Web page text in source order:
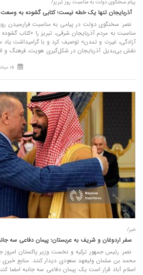
پیام سخنگوی دولت به مناسبت روز تبریز/
آذربایجان تنها یک خطه نیست؛ کتابی گشوده به
نصر: سخنگوی دولت در پیامی به مناسبت فرارسیدن روز
مناسبت به مردم آذربایجان شرقی، تبریز را «کتاب
آزادگی، غیرت و تمدن» توصیف کرد و با گرامیداشت یاد
نقش بی‌بدیل آذربایجان در شکل‌گیری هویت، فرهنگ و
05 مرداد 16
خبر/
سفر اردوغان و شریف به عربستان؛ پیمان دفاعی سه
نصر: رئیس جمهور ترکیه و نخست وزیر پاکستان امروز
محمد بن سلمان ولیعهد سعودی دیدار کنند. منابع خبری
اسلام آباد قرار است یک پیمان دفاعی سه جانبه امضا